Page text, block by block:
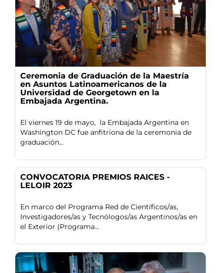
Ceremonia de Graduación de la Maestría
en Asuntos Latinoamericanos de la
Universidad de Georgetown en la
Embajada Argentina.
El viernes 19 de mayo, la Embajada Argentina en
Washington DC fue anfitriona de la ceremonia de
graduación...
CONVOCATORIA PREMIOS RAICES -
LELOIR 2023
En marco del Programa Red de Científicos/as,
Investigadores/as y Tecnólogos/as Argentinos/as en
el Exterior (Programa...